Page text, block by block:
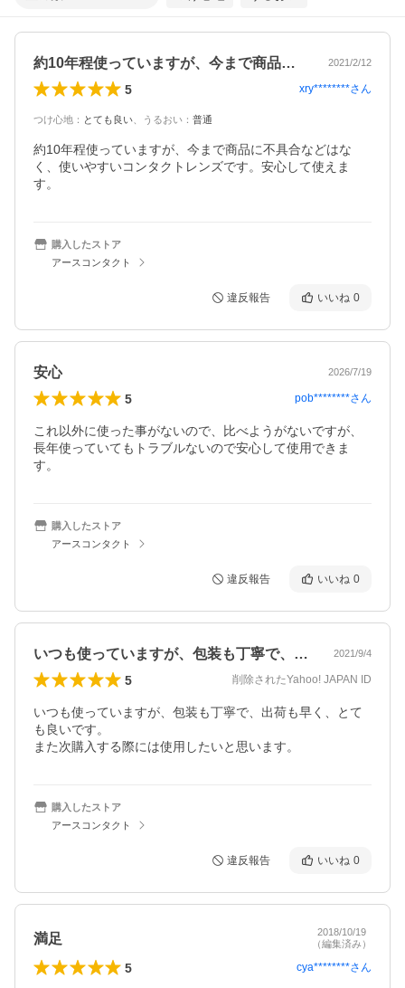
約10年程使っていますが、今まで商品に… 2021/2/12
5 xry********さん
つけ心地 ： とても良い うるおい ： 普通
約10年程使っていますが、今まで商品に不具合などはな
く、使いやすいコンタクトレンズです。安心して使えま
す。
購入したストア
アースコンタクト
違反報告 いいね 0
安心 2026/7/19
5 pob********さん
これ以外に使った事がないので、比べようがないですが、
長年使っていてもトラブルないので安心して使用できま
す。
購入したストア
アースコンタクト
違反報告 いいね 0
いつも使っていますが、包装も丁寧で、出… 2021/9/4
5 削除されたYahoo! JAPAN ID
いつも使っていますが、包装も丁寧で、出荷も早く、とて
も良いです。
また次購入する際には使用したいと思います。
購入したストア
アースコンタクト
違反報告 いいね 0
満足
2018/10/19
（編集済み）
5 cya********さん